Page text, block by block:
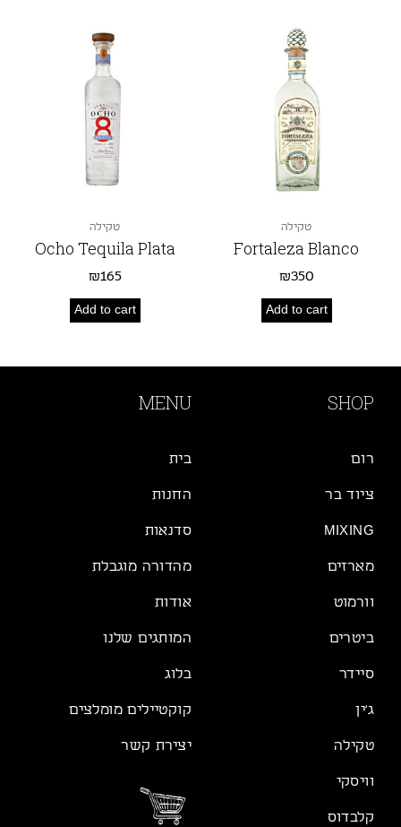
טקילה
Fortaleza Blanco
₪350
Add to cart
טקילה
Ocho Tequila Plata
₪165
Add to cart
SHOP
רום
ציוד בר
MIXING
מארזים
וורמוט
ביטרים
סיידר
ג׳ין
טקילה
וויסקי
קלבדוס
MENU
בית
החנות
סדנאות
מהדורה מוגבלת
אודות
המותגים שלנו
בלוג
קוקטיילים מומלצים
יצירת קשר